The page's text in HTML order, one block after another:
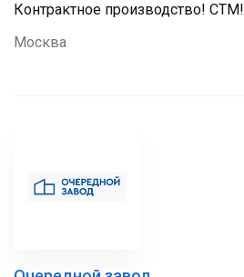
Контрактное производство! СТМ!
Москва